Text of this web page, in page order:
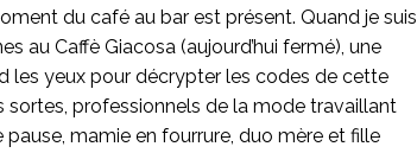
du café au bar est présent. Quand je suis
au Caffè Giacosa (aujourd’hui fermé), une
les yeux pour décrypter les codes de cette
sortes, professionnels de la mode travaillant
mamie en fourrure, duo mère et fille